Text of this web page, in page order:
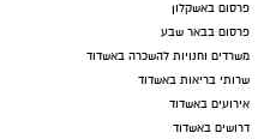
פרסום באשקלון
פרסום בבאר שבע
משרדים וחנויות להשכרה באשדוד
שרותי בריאות באשדוד
אירועים באשדוד
דרושים באשדוד